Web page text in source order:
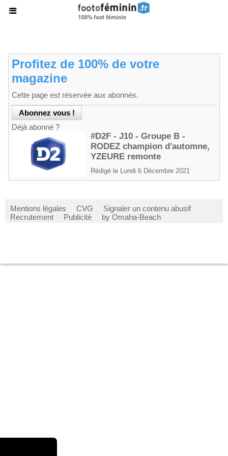
Profitez de 100% de votre
magazine
Cette page est réservée aux abonnés.
Déjà abonné ?
#D2F - J10 - Groupe B -
RODEZ champion d'automne,
YZEURE remonte
Rédigé le Lundi 6 Décembre 2021
Mentions légales CVG
Signaler un contenu abusif
Recrutement
Publicité by Omaha-Beach